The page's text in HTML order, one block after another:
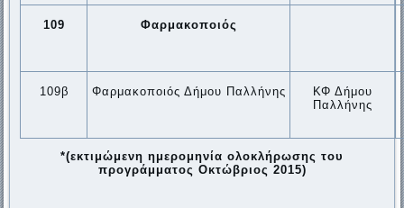
109 Φαρμακοποιός
109β Φαρμακοποιός Δήμου Παλλήνης
ΚΦ Δήμου
Παλλήνης
*(εκτιμώμενη ημερομηνία ολοκλήρωσης του
προγράμματος Οκτώβριος 2015)